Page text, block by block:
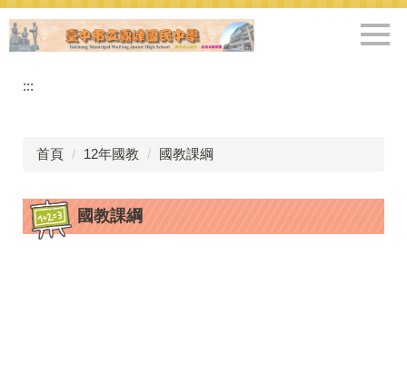
跳
到
主
:::
首頁 12年國教 國教課綱
國教課綱